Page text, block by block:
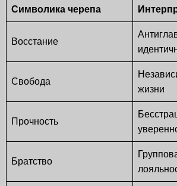
Символика черепа
Восстание
Свобода
жизни
Прочность
Братство